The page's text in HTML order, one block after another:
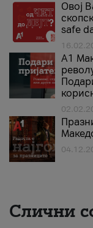
Овој
safe
А1
Слични